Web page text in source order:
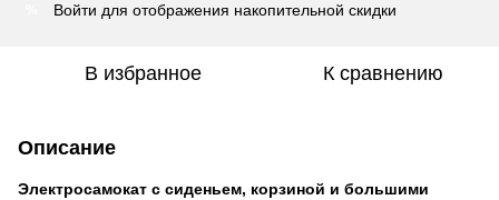
Войти для отображения накопительной скидки
В избранное К сравнению
Описание
Электросамокат с сиденьем, корзиной и большими